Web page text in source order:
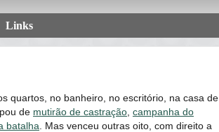
Links
quartos, no banheiro, no escritório, na casa de
de mutirão de castração campanha do
batalha . Mas venceu outras oito, com direito a